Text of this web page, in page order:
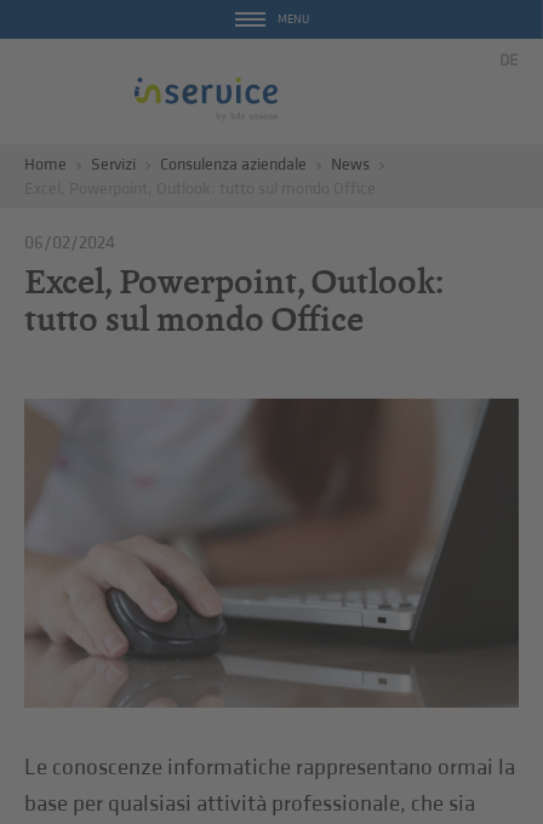
MENU
DE
Home Servizi Consulenza aziendale
News
06/02/2024
Excel, Powerpoint, Outlook:
tutto sul mondo Office
Le conoscenze informatiche rappresentano ormai la
base per qualsiasi attività professionale, che sia